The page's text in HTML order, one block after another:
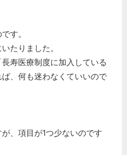
す。
たりました。
寿医療制度に加入している
、何も迷わなくていいので
、項目が1つ少ないのです